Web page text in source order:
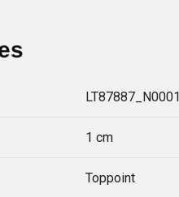
LT87887_N0001
1 cm
Toppoint